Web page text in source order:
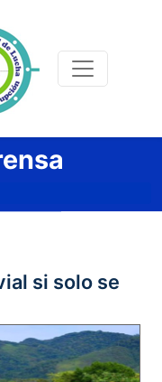
si solo se